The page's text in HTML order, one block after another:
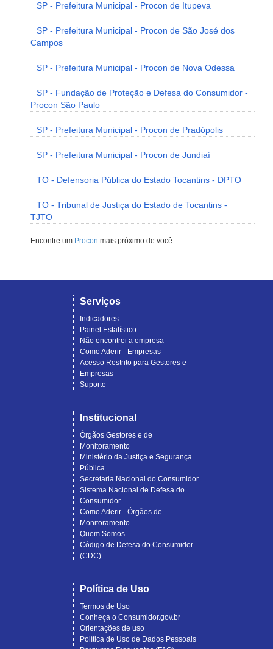
SP - Prefeitura Municipal - Procon de Itupeva
SP - Prefeitura Municipal - Procon de São José dos
Campos
SP - Prefeitura Municipal - Procon de Nova Odessa
SP - Fundação de Proteção e Defesa do Consumidor -
Procon São Paulo
SP - Prefeitura Municipal - Procon de Pradópolis
SP - Prefeitura Municipal - Procon de Jundiaí
TO - Defensoria Pública do Estado Tocantins - DPTO
TO - Tribunal de Justiça do Estado de Tocantins -
TJTO
Encontre um Procon mais próximo de você.
Serviços
Indicadores
Painel Estatístico
Não encontrei a empresa
Como Aderir - Empresas
Acesso Restrito para Gestores e
Empresas
Suporte
Institucional
Órgãos Gestores e de
Monitoramento
Ministério da Justiça e Segurança
Pública
Secretaria Nacional do Consumidor
Sistema Nacional de Defesa do
Consumidor
Como Aderir - Órgãos de
Monitoramento
Quem Somos
Código de Defesa do Consumidor
(CDC)
Política de Uso
Termos de Uso
Conheça o Consumidor.gov.br
Orientações de uso
Política de Uso de Dados Pessoais